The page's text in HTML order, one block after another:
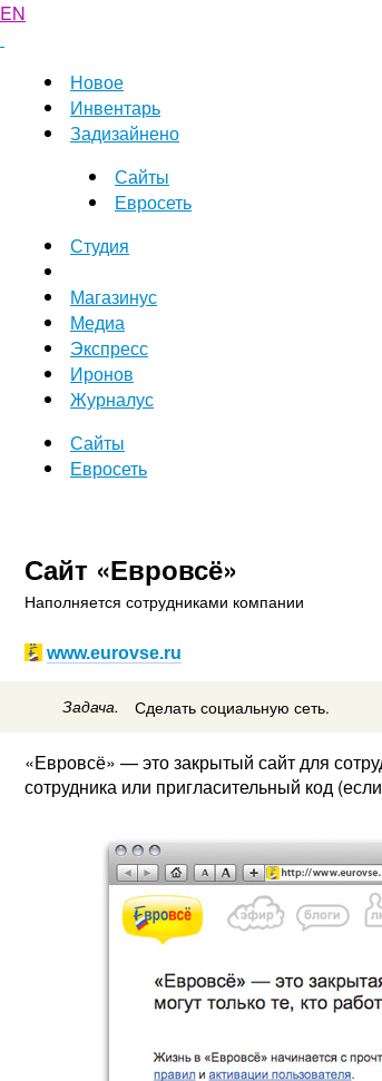
EN
Новое
Инвентарь
Задизайнено
Сайты
Евросеть
Студия
Магазинус
Медиа
Экспресс
Иронов
Журналус
Сайты
Евросеть
Сайт «Евровсё»
Наполняется сотрудниками компании
www.eurovse.ru
Задача. Сделать социальную сеть.
«Евровсё» — это закрытый сайт для
сотрудника или пригласительный код